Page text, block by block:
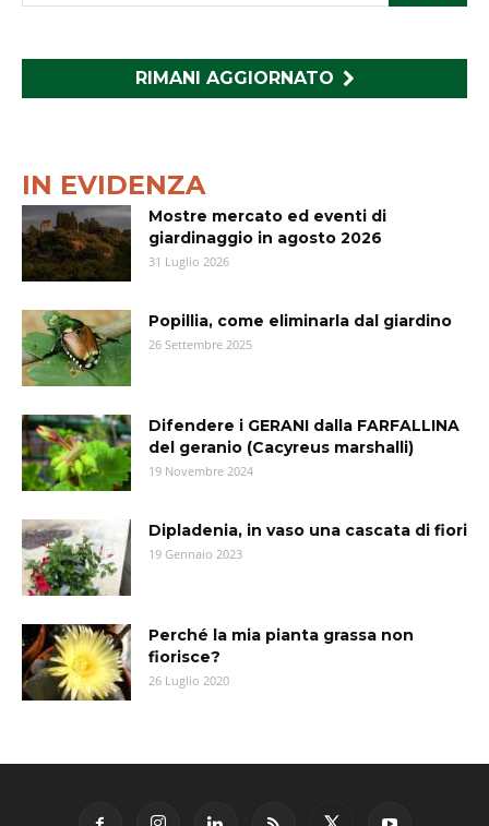
RIMANI AGGIORNATO
IN EVIDENZA
Mostre mercato ed eventi di
giardinaggio in agosto 2026
31 Luglio 2026
Popillia, come eliminarla dal giardino
26 Settembre 2025
Difendere i GERANI dalla FARFALLINA
del geranio (Cacyreus marshalli)
19 Novembre 2024
Dipladenia, in vaso una cascata di fiori
19 Gennaio 2023
Perché la mia pianta grassa non
fiorisce?
26 Luglio 2020